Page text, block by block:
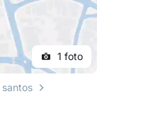
1 foto